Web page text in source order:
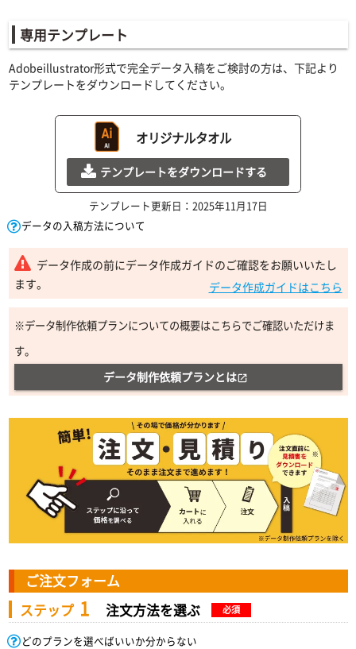
専用テンプレート
Adobeillustrator形式で完全データ入稿をご検討の方は、下記より
テンプレートをダウンロードしてください。
オリジナルタオル
テンプレートをダウンロードする
テンプレート更新日：2025年11月17日
データの入稿方法について
データ作成の前にデータ作成ガイドのご確認をお願いいたし
ます。
データ作成ガイドはこちら
※データ制作依頼プランについての概要はこちらでご確認いただけま
す。
データ制作依頼プランとは open_in_new
ご注文フォーム
ステップ 1 注文方法を選ぶ 必須
どのプランを選べばいいか分からない